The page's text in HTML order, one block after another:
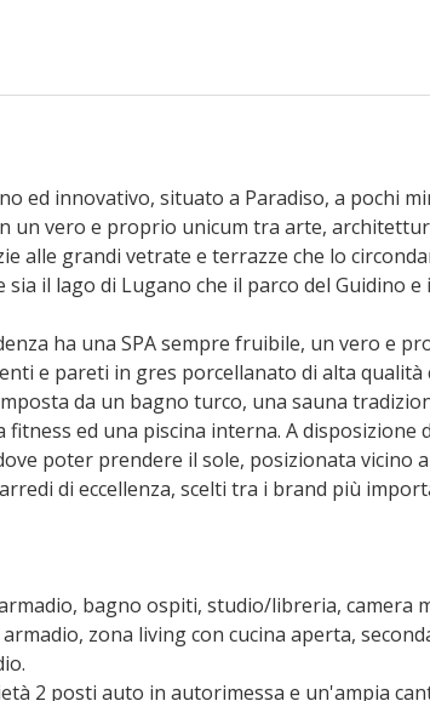
ed innovativo, situato a Paradiso, a pochi
un vero e proprio unicum tra arte,
alle grandi vetrate e terrazze che lo
il lago di Lugano che il parco del Guidino e
ha una SPA sempre fruibile, un vero e
e pareti in gres porcellanato di alta
da un bagno turco, una sauna
fitness ed una piscina interna. A
poter prendere il sole, posizionata vicino
di eccellenza, scelti tra i brand più
bagno ospiti, studio/libreria, camera
armadio, zona living con cucina aperta,
2 posti auto in autorimessa e un'ampia